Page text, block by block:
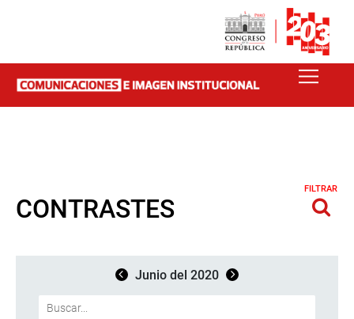
CONTRASTES
FILTRAR
Junio del 2020